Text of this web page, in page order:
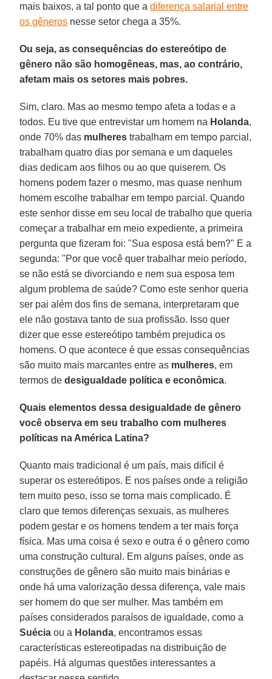
mais baixos, a tal ponto que adiferença salarial entre
os gêneros nesse setor chega a 35%.
Ou seja, as consequências do estereótipo de
gênero não são homogêneas, mas, ao contrário,
afetam mais os setores mais pobres.
Sim, claro. Mas ao mesmo tempo afeta a todas e a
todos. Eu tive que entrevistar um homem na Holanda,
onde 70% das mulheres trabalham em tempo parcial,
trabalham quatro dias por semana e um daqueles
dias dedicam aos filhos ou ao que quiserem. Os
homens podem fazer o mesmo, mas quase nenhum
homem escolhe trabalhar em tempo parcial. Quando
este senhor disse em seu local de trabalho que queria
começar a trabalhar em meio expediente, a primeira
pergunta que fizeram foi: "Sua esposa está bem?" E a
segunda: "Por que você quer trabalhar meio período,
se não está se divorciando e nem sua esposa tem
algum problema de saúde? Como este senhor queria
ser pai além dos fins de semana, interpretaram que
ele não gostava tanto de sua profissão. Isso quer
dizer que esse estereótipo também prejudica os
homens. O que acontece é que essas consequências
são muito mais marcantes entre as mulheres, em
termos dedesigualdade política e econômica.
Quais elementos dessa desigualdade de gênero
você observa em seu trabalho com mulheres
políticas na América Latina?
Quanto mais tradicional é um país, mais difícil é
superar os estereótipos. E nos países onde a religião
tem muito peso, isso se torna mais complicado. É
claro que temos diferenças sexuais, as mulheres
podem gestar e os homens tendem a ter mais força
física. Mas uma coisa é sexo e outra é o gênero como
uma construção cultural. Em alguns países, onde as
construções de gênero são muito mais binárias e
onde há uma valorização dessa diferença, vale mais
ser homem do que ser mulher. Mas também em
países considerados paraísos de igualdade, como a
Suécia ou a Holanda, encontramos essas
características estereotipadas na distribuição de
papéis. Há algumas questões interessantes a